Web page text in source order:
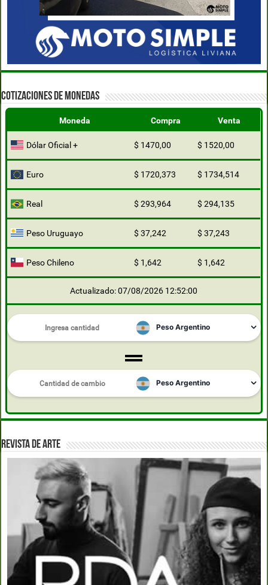
COTIZACIONES DE MONEDAS
Moneda Compra Venta
Dólar Oficial + $ 1470,00 $ 1520,00
Euro $ 1720,373 $ 1734,514
Real $ 293,964 $ 294,135
Peso Uruguayo $ 37,242 $ 37,243
Peso Chileno $ 1,642 $ 1,642
Actualizado: 07/08/2026 12:52:00
REVISTA DE ARTE